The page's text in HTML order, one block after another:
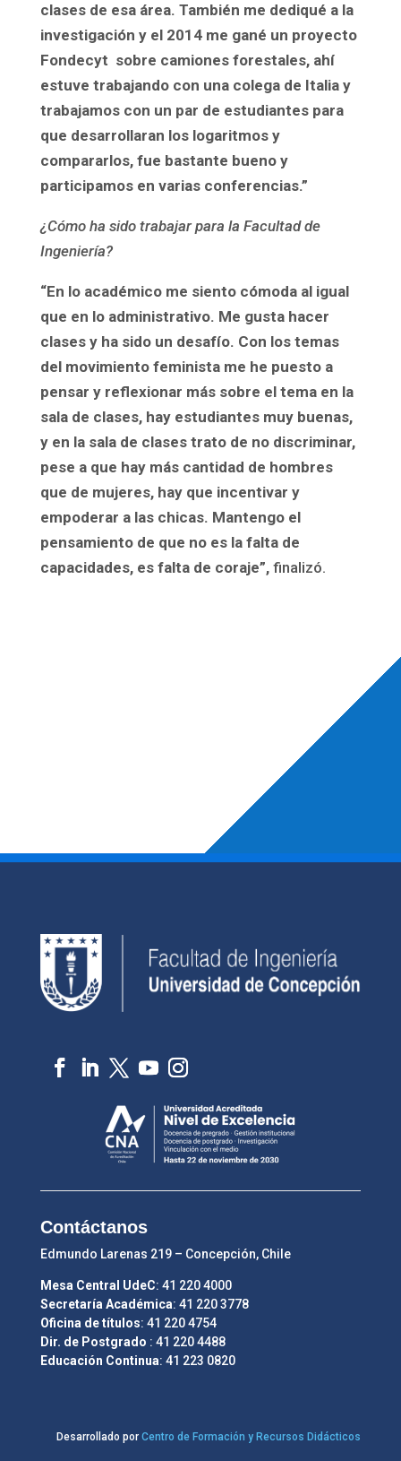
clases de esa área. También me dediqué a la
investigación y el 2014 me gané un proyecto
Fondecyt sobre camiones forestales, ahí
estuve trabajando con una colega de Italia y
trabajamos con un par de estudiantes para
que desarrollaran los logaritmos y
compararlos, fue bastante bueno y
participamos en varias conferencias.”
¿Cómo ha sido trabajar para la Facultad de
Ingeniería?
“En lo académico me siento cómoda al igual
que en lo administrativo. Me gusta hacer
clases y ha sido un desafío. Con los temas
del movimiento feminista me he puesto a
pensar y reflexionar más sobre el tema en la
sala de clases, hay estudiantes muy buenas,
y en la sala de clases trato de no discriminar,
pese a que hay más cantidad de hombres
que de mujeres, hay que incentivar y
empoderar a las chicas. Mantengo el
pensamiento de que no es la falta de
capacidades, es falta de coraje”, finalizó.
Contáctanos
Edmundo Larenas 219 – Concepción, Chile
Mesa Central UdeC: 41 220 4000
Secretaría Académica: 41 220 3778
Oficina de títulos: 41 220 4754
Dir. de Postgrado : 41 220 4488
Educación Continua: 41 223 0820
Desarrollado porCentro de Formación y Recursos Didácticos